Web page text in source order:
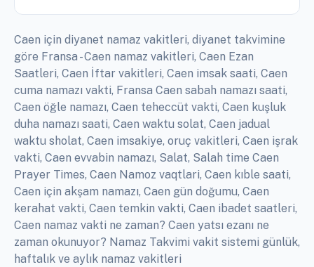
Caen için diyanet namaz vakitleri, diyanet takvimine
göre Fransa - Caen namaz vakitleri, Caen Ezan
Saatleri, Caen İftar vakitleri, Caen imsak saati, Caen
cuma namazı vakti, Fransa Caen sabah namazı saati,
Caen öğle namazı, Caen teheccüt vakti, Caen kuşluk
duha namazı saati, Caen waktu solat, Caen jadual
waktu sholat, Caen imsakiye, oruç vakitleri, Caen işrak
vakti, Caen evvabin namazı, Salat, Salah time Caen
Prayer Times, Caen Namoz vaqtlari, Caen kıble saati,
Caen için akşam namazı, Caen gün doğumu, Caen
kerahat vakti, Caen temkin vakti, Caen ibadet saatleri,
Caen namaz vakti ne zaman? Caen yatsı ezanı ne
zaman okunuyor? Namaz Takvimi vakit sistemi günlük,
haftalık ve aylık namaz vakitleri